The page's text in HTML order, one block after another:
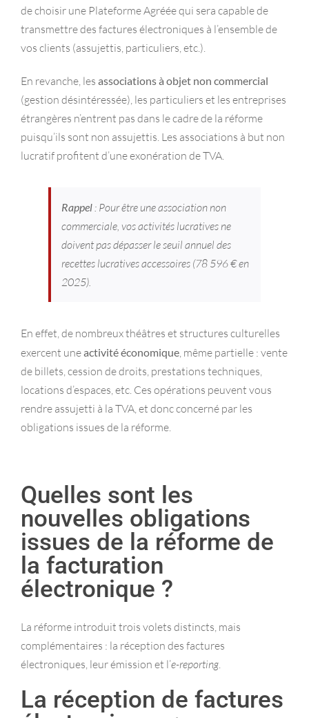
de choisir une Plateforme Agréée qui sera capable de
transmettre des factures électroniques à l’ensemble de
vos clients (assujettis, particuliers, etc.).
En revanche, les associations à objet non commercial
(gestion désintéressée), les particuliers et les entreprises
étrangères n’entrent pas dans le cadre de la réforme
puisqu’ils sont non assujettis. Les associations à but non
lucratif profitent d’une exonération de TVA.
Rappel: Pour être une association non
commerciale, vos activités lucratives ne
doivent pas dépasser le seuil annuel des
recettes lucratives accessoires (78 596 € en
2025).
En effet, de nombreux théâtres et structures culturelles
exercent uneactivité économique, même partielle : vente
de billets, cession de droits, prestations techniques,
locations d’espaces, etc. Ces opérations peuvent vous
rendre assujetti à la TVA, et donc concerné par les
obligations issues de la réforme.
Quelles sont les
nouvelles obligations
issues de la réforme de
la facturation
électronique ?
La réforme introduit trois volets distincts, mais
complémentaires : la réception des factures
électroniques, leur émission et l’e-reporting
La réception de factures